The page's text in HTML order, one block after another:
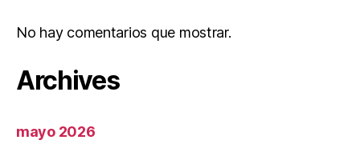
No hay comentarios que mostrar.
Archives
mayo 2026